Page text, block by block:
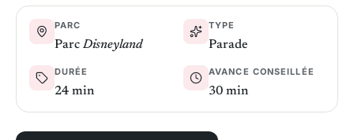
PARC
ParcDisneyland
TYPE
Parade
DURÉE
24 min
AVANCE CONSEILLÉE
30 min